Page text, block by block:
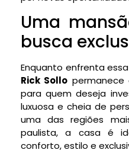
Uma
busca
Enquanto enfrenta
Rick Sollo permanece
para quem deseja
luxuosa e cheia de
uma das regiões
paulista, a casa é
conforto, estilo e